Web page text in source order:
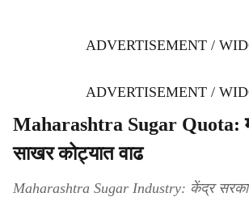
ADVERTISEMENT /
ADVERTISEMENT /
Maharashtra Sugar Quota:
साखर कोट्यात वाढ
Maharashtra Sugar Industry: केंद्र